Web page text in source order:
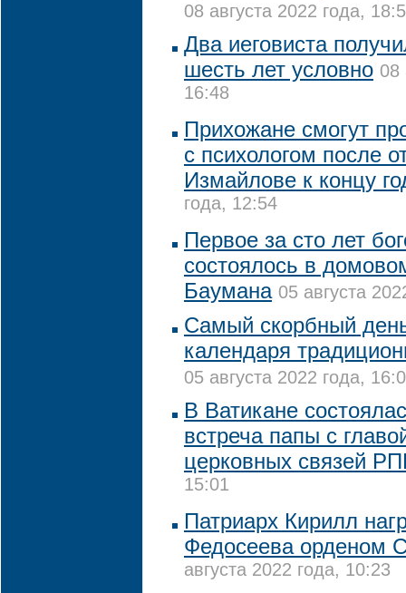
08 августа 2022 года,
Два иеговиста
шесть лет условно 08
16:48
Прихожане смогут
с психологом после
Измайлове к концу
года, 12:54
Первое за сто лет
состоялось в
Баумана 05 августа
Самый скорбный
календаря
05 августа 2022 года,
В Ватикане
встреча папы с
церковных связей
15:01
Патриарх Кирилл
Федосеева орденом
августа 2022 года, 10:23